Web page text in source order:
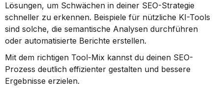
Lösungen, um Schwächen in deiner SEO-Strategie
schneller zu erkennen. Beispiele für nützliche KI-Tools
sind solche, die semantische Analysen durchführen
oder automatisierte Berichte erstellen.
Mit dem richtigen Tool-Mix kannst du deinen SEO-
Prozess deutlich effizienter gestalten und bessere
Ergebnisse erzielen.